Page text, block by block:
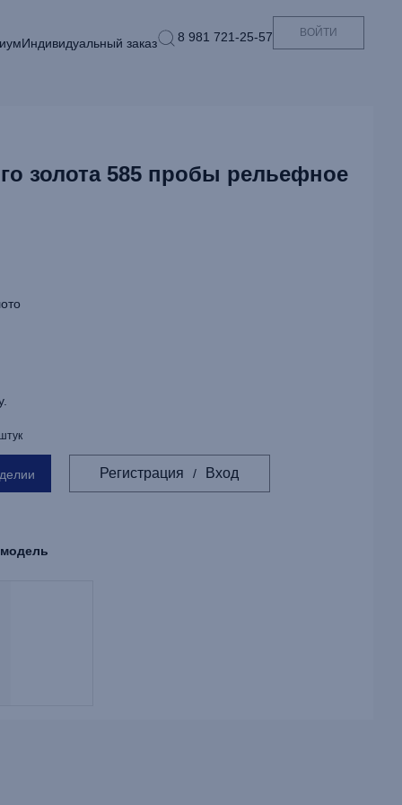
Индивидуальный заказ 8 981 721-25-57 ВОЙТИ
золота 585 пробы рельефное
Регистрация / Вход